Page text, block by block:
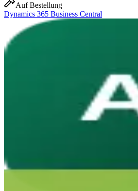
Auf Bestellung
Dynamics 365 Business Central